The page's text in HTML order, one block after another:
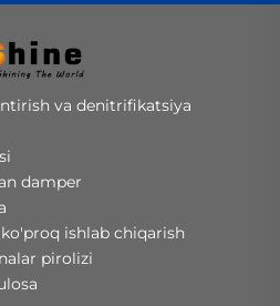
va denitrifikatsiya
damper
ishlab chiqarish
pirolizi